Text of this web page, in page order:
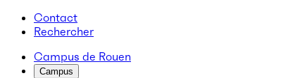
Contact
Rechercher
Campus de Rouen
Campus